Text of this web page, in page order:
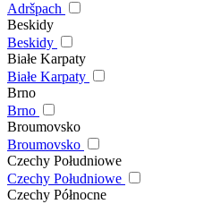
Adršpach
Beskidy
Beskidy
Białe Karpaty
Białe Karpaty
Brno
Brno
Broumovsko
Broumovsko
Czechy Południowe
Czechy Południowe
Czechy Północne